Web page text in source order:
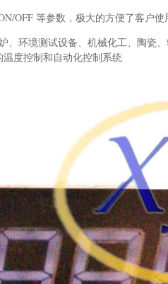
OFF 等参数，极大的方便了客户使
、环境测试设备、机械化工、陶瓷
度控制和自动化控制系统